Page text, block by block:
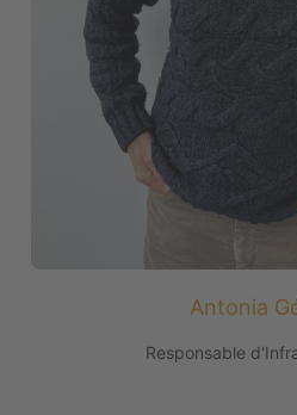
Antonia
Responsable